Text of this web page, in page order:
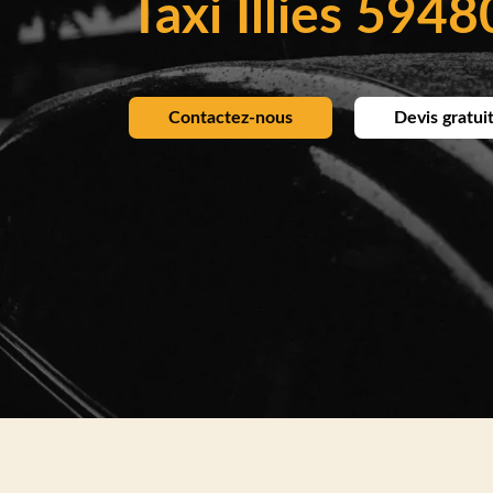
Taxi Illies
Contactez-nous Devis gratuit